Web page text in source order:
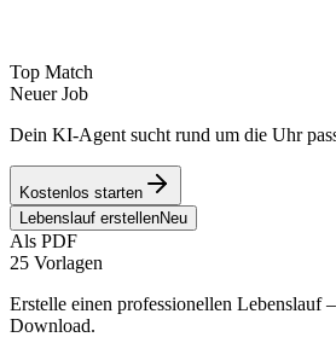
Top Match
Neuer Job
Dein KI-Agent sucht rund um die Uhr
Kostenlos starten
Lebenslauf erstellenNeu
Als PDF
25 Vorlagen
Erstelle einen professionellen Lebenslauf
Download.